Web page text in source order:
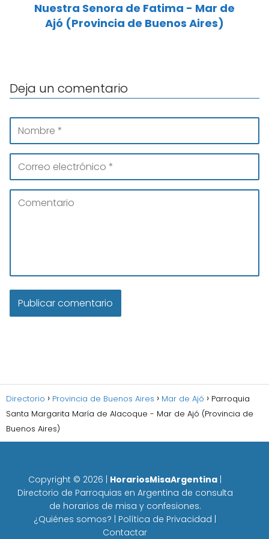
Nuestra Senora de Fatima - Mar de
Ajó (Provincia de Buenos Aires)
Deja un comentario
Directorio Provincia de Buenos Aires Mar de Ajó
Parroquia
Santa Margarita María de Alacoque - Mar de Ajó (Provincia de
Buenos Aires)
Copyright © 2026 HorariosMisaArgentina
Directorio de Parroquias en Argentina de consulta
de horarios de misa y confesiones.
¿Quiénes somos?
Política de Privacidad
Contactar